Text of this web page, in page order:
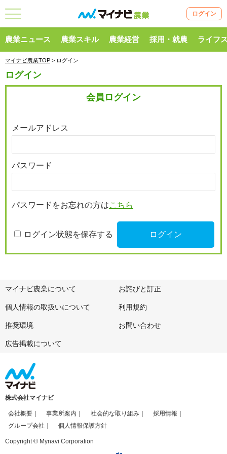
ログイン
農業ニュース 農業スキル 農業経営 採用・就農 ライフ
マイナビ農業TOP > ログイン
ログイン
会員ログイン
メールアドレス
パスワード
パスワードをお忘れの方はこちら
ログイン状態を保存する
マイナビ農業について お詫びと訂正
個人情報の取扱いについて 利用規約
推奨環境 お問い合わせ
広告掲載について
株式会社マイナビ
会社概要 事業所案内 社会的な取り組み
採用情報
グループ会社
個人情報保護方針
Copyright © Mynavi Corporation